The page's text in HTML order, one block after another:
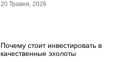
20 Травня, 2026
Почему стоит инвестировать в
качественные эхолоты